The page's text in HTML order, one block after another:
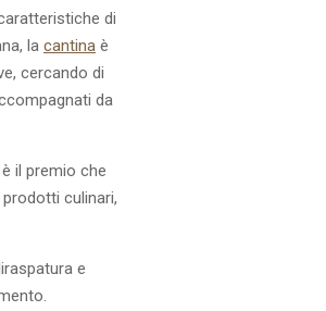
di
la cantina è
cercando di
da
il premio che
culinari,
e